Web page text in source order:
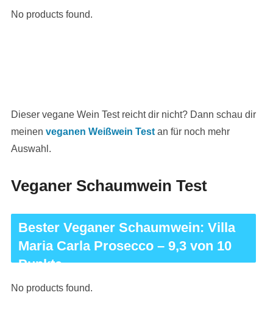
No products found.
Dieser vegane Wein Test reicht dir nicht? Dann schau dir
meinen veganen Weißwein Testan für noch mehr
Auswahl.
Veganer Schaumwein Test
Bester Veganer Schaumwein: Villa
Maria Carla Prosecco – 9,3 von 10
Punkte
No products found.